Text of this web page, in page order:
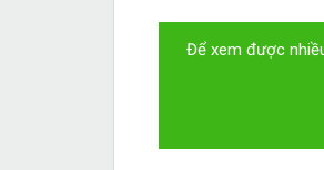
Để xem được